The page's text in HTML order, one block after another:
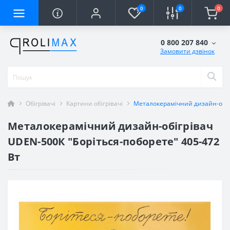
0 0 0
0 800 207 840
Замовити дзвінок
Обігрівачі Картини обігрівачі Металокерамічний дизайн-
Металокерамічний дизайн-обігрівач
UDEN-500К "Боріться-поборете" 405-472
Вт